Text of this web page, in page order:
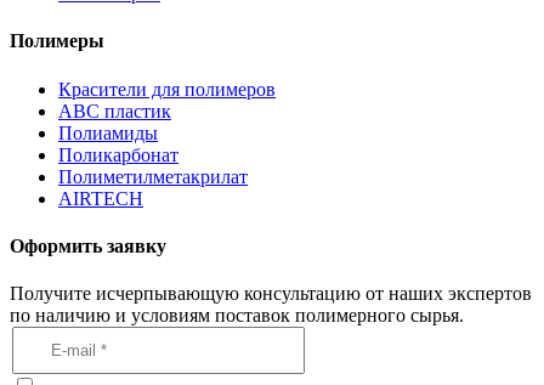
Полимеры
Красители для полимеров
АВС пластик
Полиамиды
Поликарбонат
Полиметилметакрилат
AIRTECH
Оформить заявку
Получите исчерпывающую консультацию от наших экспертов
по наличию и условиям поставок полимерного сырья.